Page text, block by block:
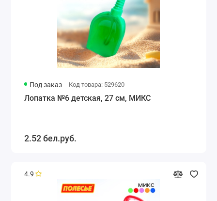
Под заказ Код товара: 529620
Лопатка №6 детская, 27 см, МИКС
2.52 бел.руб.
4.9